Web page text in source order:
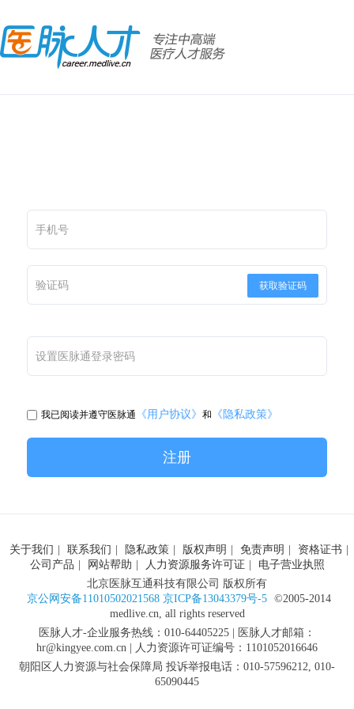
手机号
验证码 获取验证码
设置医脉通登录密码
我已阅读并遵守医脉通 《用户协议》 和 《隐私政策》
注册
关于我们 联系我们 隐私政策 版权声明 免责声明 资格证书
公司产品
网站帮助 人力资源服务许可证
电子营业执照
北京医脉互通科技有限公司 版权所有
京公网安备11010502021568 京ICP备13043379号-5 ©2005-2014
medlive.cn, all rights reserved
医脉人才-企业服务热线：010-64405225 | 医脉人才邮箱：
hr@kingyee.com.cn | 人力资源许可证编号：1101052016646
朝阳区人力资源与社会保障局 投诉举报电话：010-57596212, 010-
65090445